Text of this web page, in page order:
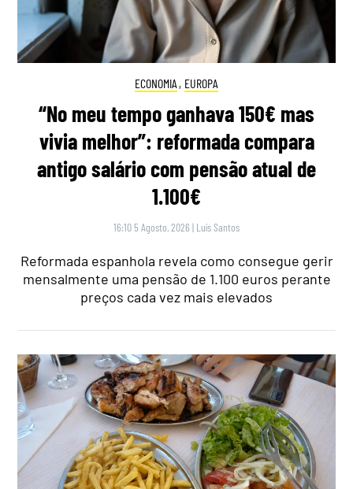
ECONOMIA , EUROPA
“No meu tempo ganhava 150€ mas
vivia melhor”: reformada compara
antigo salário com pensão atual de
1.100€
16:10 5 Agosto, 2026 | Luís Santos
Reformada espanhola revela como consegue gerir
mensalmente uma pensão de 1.100 euros perante
preços cada vez mais elevados